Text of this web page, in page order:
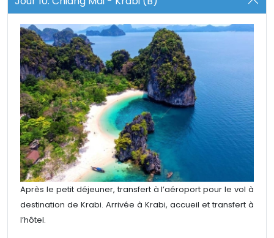
Après le petit déjeuner, transfert à l’aéroport pour le vol à
destination de Krabi. Arrivée à Krabi, accueil et transfert à
l’hôtel.